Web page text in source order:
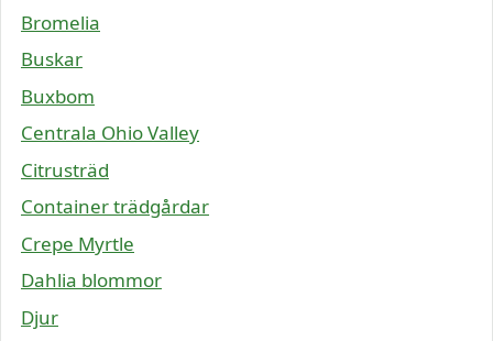
Bromelia
Buskar
Buxbom
Centrala Ohio Valley
Citrusträd
Container trädgårdar
Crepe Myrtle
Dahlia blommor
Djur